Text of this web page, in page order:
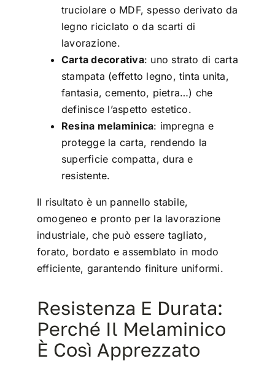
truciolare o MDF, spesso derivato da
legno riciclato o da scarti di
lavorazione.
Carta decorativa: uno strato di carta
stampata (effetto legno, tinta unita,
fantasia, cemento, pietra…) che
definisce l’aspetto estetico.
Resina melaminica: impregna e
protegge la carta, rendendo la
superficie compatta, dura e
resistente.
Il risultato è un pannello stabile,
omogeneo e pronto per la lavorazione
industriale, che può essere tagliato,
forato, bordato e assemblato in modo
efficiente, garantendo finiture uniformi.
Resistenza E Durata:
Perché Il Melaminico
È Così Apprezzato